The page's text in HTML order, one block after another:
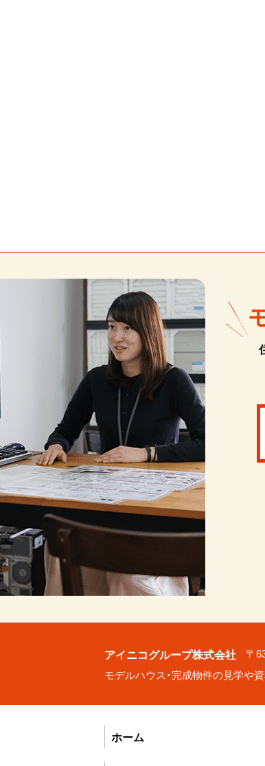
アイニコグループ株式会社
〒
モデルハウス・完成物件の見学や
ホーム